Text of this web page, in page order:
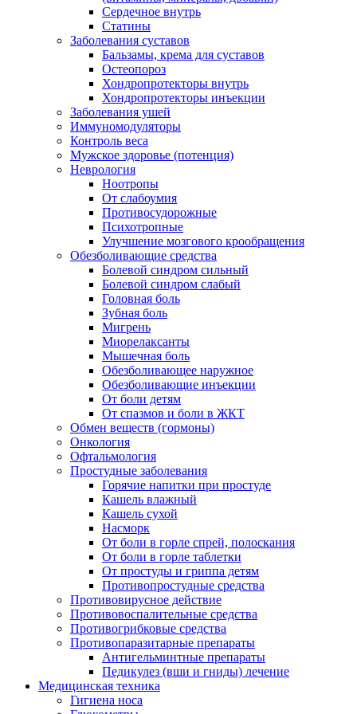
Сердечное внутрь
Статины
Заболевания суставов
Бальзамы, крема для суставов
Остеопороз
Хондропротекторы внутрь
Хондропротекторы инъекции
Заболевания ушей
Иммуномодуляторы
Контроль веса
Мужское здоровье (потенция)
Неврология
Ноотропы
От слабоумия
Противосудорожные
Психотропные
Улучшение мозгового крообращения
Обезболивающие средства
Болевой синдром сильный
Болевой синдром слабый
Головная боль
Зубная боль
Мигрень
Миорелаксанты
Мышечная боль
Обезболивающее наружное
Обезболивающие инъекции
От боли детям
От спазмов и боли в ЖКТ
Обмен веществ (гормоны)
Онкология
Офтальмология
Простудные заболевания
Горячие напитки при простуде
Кашель влажный
Кашель сухой
Насморк
От боли в горле спрей, полоскания
От боли в горле таблетки
От простуды и гриппа детям
Противопростудные средства
Противовирусное действие
Противовоспалительные средства
Противогрибковые средства
Противопаразитарные препараты
Антигельминтные препараты
Педикулез (вши и гниды) лечение
Медицинская техника
Гигиена носа